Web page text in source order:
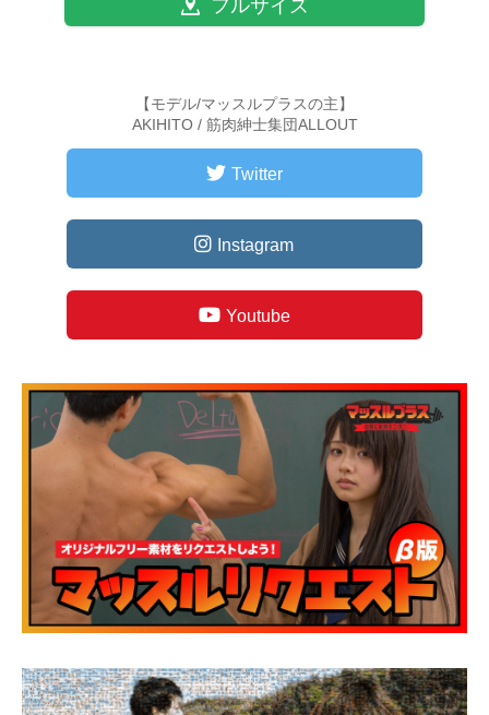
フルサイズ
【モデル/マッスルプラスの主】
AKIHITO / 筋肉紳士集団ALLOUT
Twitter
Instagram
Youtube